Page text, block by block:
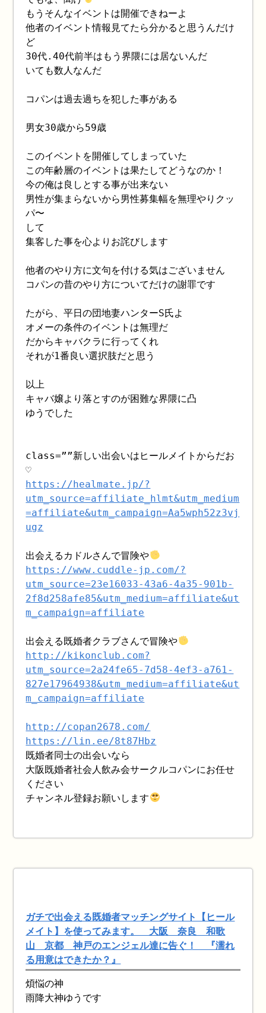
もうそんなイベントは開催できねーよ
他者のイベント情報見てたら分かると思うんだけ
ど
30代.40代前半はもう界隈には居ないんだ
いても数人なんだ
コパンは過去過ちを犯した事がある
男女30歳から59歳
このイベントを開催してしまっていた
この年齢層のイベントは果たしてどうなのか！
今の俺は良しとする事が出来ない
男性が集まらないから男性募集幅を無理やりクッ
パ〜
して
集客した事を心よりお詫びします
他者のやり方に文句を付ける気はございません
コパンの昔のやり方についてだけの謝罪です
たがら、平日の団地妻ハンターS氏よ
オメーの条件のイベントは無理だ
だからキャバクラに行ってくれ
それが1番良い選択肢だと思う
以上
キャバ嬢より落とすのが困難な界隈に凸
ゆうでした
class=””新しい出会いはヒールメイトからだお
♡
https://healmate.jp/?
utm_source=affiliate_hlmt&utm_medium
=affiliate&utm_campaign=Aa5wph52z3vj
ugz
出会えるカドルさんで冒険や
https://www.cuddle-jp.com/?
utm_source=23e16033-43a6-4a35-901b-
2f8d258afe85&utm_medium=affiliate&ut
m_campaign=affiliate
出会える既婚者クラブさんで冒険や
http://kikonclub.com?
utm_source=2a24fe65-7d58-4ef3-a761-
827e17964938&utm_medium=affiliate&ut
m_campaign=affiliate
http://copan2678.com/
https://lin.ee/8t87Hbz
既婚者同士の出会いなら
大阪既婚者社会人飲み会サークルコパンにお任せ
ください
チャンネル登録お願いします
ガチで出会える既婚者マッチングサイト【ヒール
メイト】を使ってみます。 大阪 奈良 和歌
山 京都 神戸のエンジェル達に告ぐ！ 『濡れ
る用意はできたか？』
煩悩の神
雨降大神ゆうです